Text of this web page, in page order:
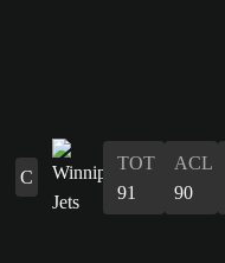
C
TOT
91
ACL
90